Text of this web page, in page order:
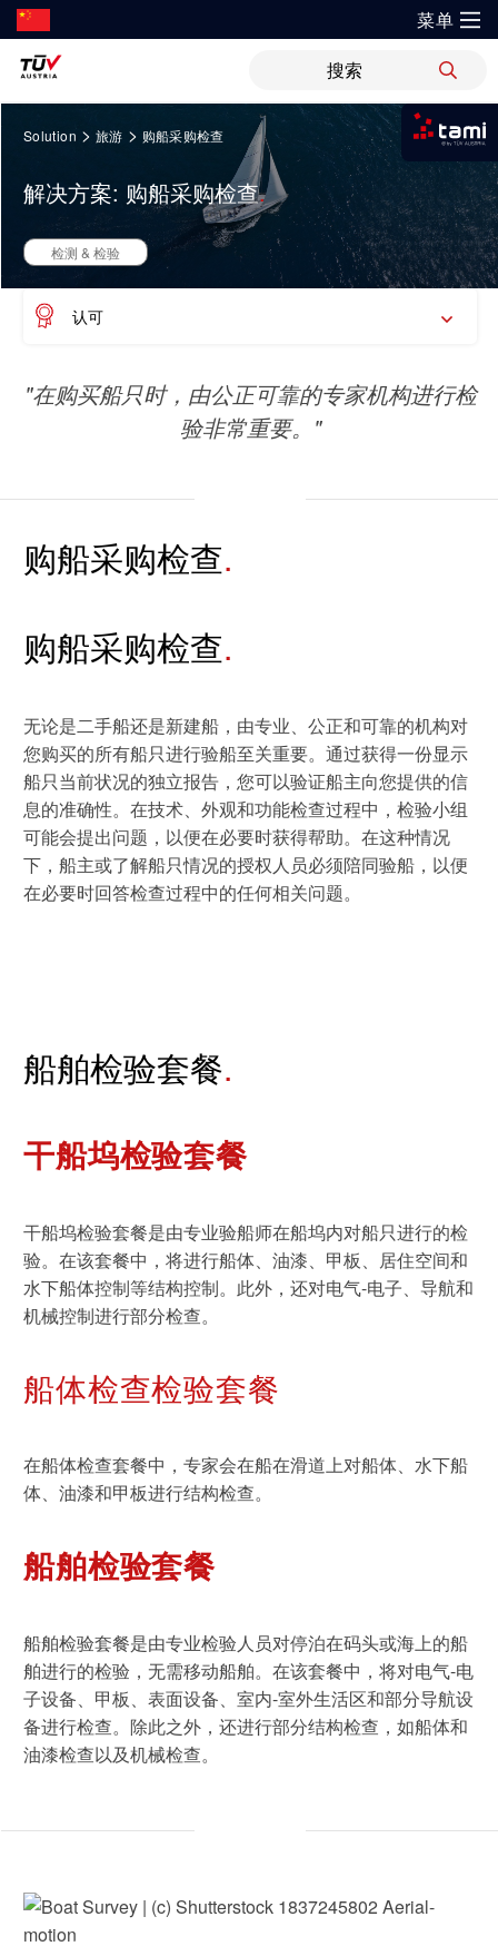
zum
登录tami
菜单
职位 WiPreis 证书验证 举报平台
解决方案
解决方案
检测 & 检验
培训
领域
科学 & 研究
运动 & 健身
所有解决方案
电子电气服务
领域
运输 & 交通
银行 & 保险
科学 & 研究
电子电器
认证
工业
食品
旅游
可持续发展
机械
车辆
网络安全
学院
研发与创新
研究重点
技术前瞻
证书验证
关于我们
关于TÜV奥地利
关于TÜV奥地利中国
联系我们
中国区最高管理层宣言
公开信息
TÜV奥地利企业社会责任 (CSR) 报告
2025
Solution > 旅游 > 购船采购检查
解决方案: 购船采购检查
检测 & 检验
认可
"在购买船只时，由公正可靠的专家机构进行检
验非常重要。"
购船采购检查
购船采购检查
无论是二手船还是新建船，由专业、公正和可靠的机构对
您购买的所有船只进行验船至关重要。通过获得一份显示
船只当前状况的独立报告，您可以验证船主向您提供的信
息的准确性。在技术、外观和功能检查过程中，检验小组
可能会提出问题，以便在必要时获得帮助。在这种情况
下，船主或了解船只情况的授权人员必须陪同验船，以便
在必要时回答检查过程中的任何相关问题。
船舶检验套餐
干船坞检验套餐
干船坞检验套餐是由专业验船师在船坞内对船只进行的检
验。在该套餐中，将进行船体、油漆、甲板、居住空间和
水下船体控制等结构控制。此外，还对电气-电子、导航和
机械控制进行部分检查。
船体检查检验套餐
在船体检查套餐中，专家会在船在滑道上对船体、水下船
体、油漆和甲板进行结构检查。
船舶检验套餐
船舶检验套餐是由专业检验人员对停泊在码头或海上的船
舶进行的检验，无需移动船舶。在该套餐中，将对电气-电
子设备、甲板、表面设备、室内-室外生活区和部分导航设
备进行检查。除此之外，还进行部分结构检查，如船体和
油漆检查以及机械检查。
我是tami
登录tami
搜索解决方案
查找TÜV奥地利工作机会
tami by TÜV AUSTRIA - 您的线上
平台
申请科学奖